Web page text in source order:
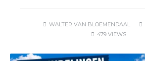
WALTER VAN BLOEMENDAAL
479 VIEWS